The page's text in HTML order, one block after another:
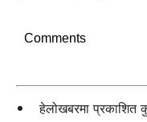
Comments
हेलोखबरमा प्रकाशित